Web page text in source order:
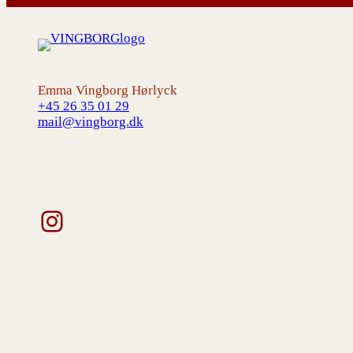
Emma Vingborg Hørlyck
+45 26 35 01 29
mail@vingborg.dk
Instagram